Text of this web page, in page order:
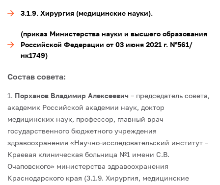
3.1.9. Хирургия (медицинские науки).
(приказ Министерства науки и высшего образования
Российской Федерации от 03 июня 2021 г. №561/
нк1749)
Состав совета:
1. Порханов Владимир Алексеевич – председатель совета,
академик Российской академии наук, доктор
медицинских наук, профессор, главный врач
государственного бюджетного учреждения
здравоохранения «Научно-исследовательский институт –
Краевая клиническая больница №1 имени С.В.
Очаповского» министерства здравоохранения
Краснодарского края (3.1.9. Хирургия, медицинские